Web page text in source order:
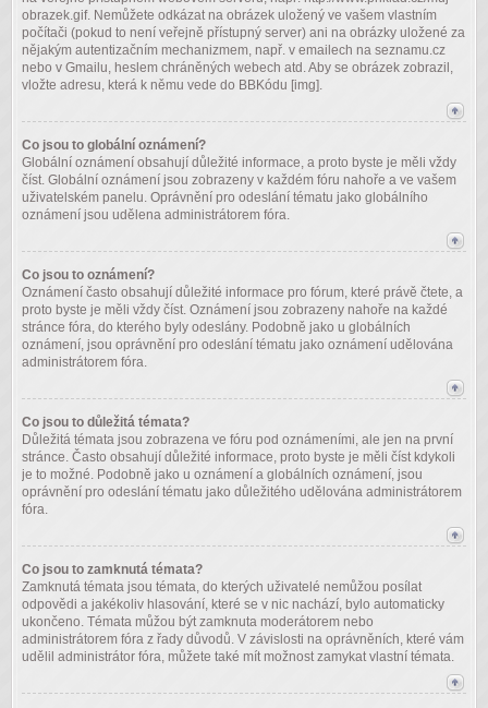
obrazek.gif. Nemůžete odkázat na obrázek uložený ve vašem vlastním
počítači (pokud to není veřejně přístupný server) ani na obrázky uložené za
nějakým autentizačním mechanizmem, např. v emailech na seznamu.cz
nebo v Gmailu, heslem chráněných webech atd. Aby se obrázek zobrazil,
vložte adresu, která k němu vede do BBKódu [img].
Co jsou to globální oznámení?
Globální oznámení obsahují důležité informace, a proto byste je měli vždy
číst. Globální oznámení jsou zobrazeny v každém fóru nahoře a ve vašem
uživatelském panelu. Oprávnění pro odeslání tématu jako globálního
oznámení jsou udělena administrátorem fóra.
Co jsou to oznámení?
Oznámení často obsahují důležité informace pro fórum, které právě čtete, a
proto byste je měli vždy číst. Oznámení jsou zobrazeny nahoře na každé
stránce fóra, do kterého byly odeslány. Podobně jako u globálních
oznámení, jsou oprávnění pro odeslání tématu jako oznámení udělována
administrátorem fóra.
Co jsou to důležitá témata?
Důležitá témata jsou zobrazena ve fóru pod oznámeními, ale jen na první
stránce. Často obsahují důležité informace, proto byste je měli číst kdykoli
je to možné. Podobně jako u oznámení a globálních oznámení, jsou
oprávnění pro odeslání tématu jako důležitého udělována administrátorem
fóra.
Co jsou to zamknutá témata?
Zamknutá témata jsou témata, do kterých uživatelé nemůžou posílat
odpovědi a jakékoliv hlasování, které se v nic nachází, bylo automaticky
ukončeno. Témata můžou být zamknuta moderátorem nebo
administrátorem fóra z řady důvodů. V závislosti na oprávněních, které vám
udělil administrátor fóra, můžete také mít možnost zamykat vlastní témata.